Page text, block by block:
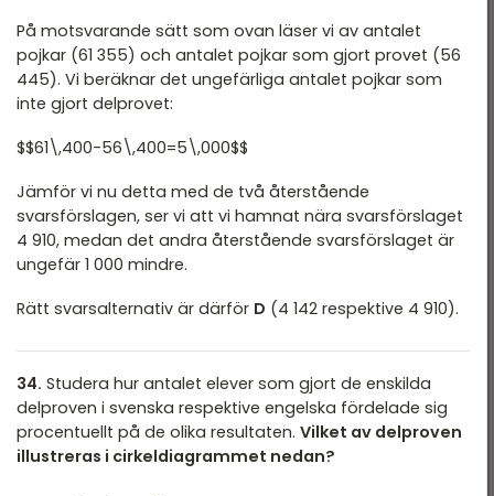
På motsvarande sätt som ovan läser vi av antalet
pojkar (61 355) och antalet pojkar som gjort provet (56
445). Vi beräknar det ungefärliga antalet pojkar som
inte gjort delprovet:
$$61\,400-56\,400=5\,000$$
Jämför vi nu detta med de två återstående
svarsförslagen, ser vi att vi hamnat nära svarsförslaget
4 910, medan det andra återstående svarsförslaget är
ungefär 1 000 mindre.
Rätt svarsalternativ är därför D (4 142 respektive 4 910).
34. Studera hur antalet elever som gjort de enskilda
delproven i svenska respektive engelska fördelade sig
procentuellt på de olika resultaten. Vilket av delproven
illustreras i cirkeldiagrammet nedan?